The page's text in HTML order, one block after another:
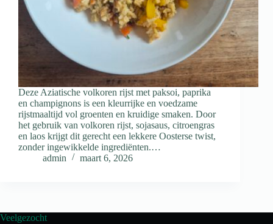
Deze Aziatische volkoren rijst met paksoi, paprika
en champignons is een kleurrijke en voedzame
rijstmaaltijd vol groenten en kruidige smaken. Door
het gebruik van volkoren rijst, sojasaus, citroengras
en laos krijgt dit gerecht een lekkere Oosterse twist,
zonder ingewikkelde ingrediënten.…
admin
maart 6, 2026
Veelgezocht